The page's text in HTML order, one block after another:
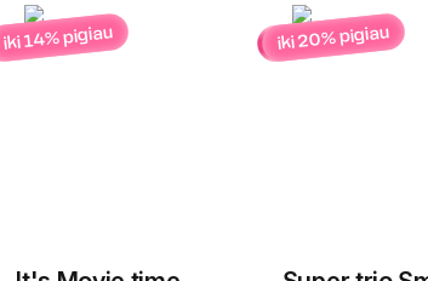
iki 14% pigiau iki 20% pigiau